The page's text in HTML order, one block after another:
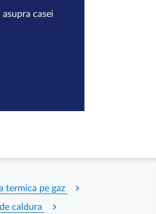
casei
termica pe gaz chevron_right
caldura chevron_right